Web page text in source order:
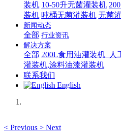
装机 10-50升无菌灌装机
装机 吨桶无菌灌装机 无菌
新闻动态
全部 行业资讯
解决方案
全部 200L食用油灌装机_人
灌装机,涂料油漆灌装机
联系我们
English
< Previous > Next